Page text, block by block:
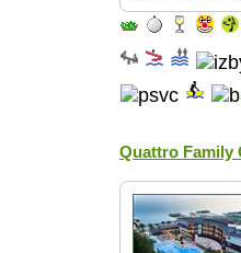
Quattro Family